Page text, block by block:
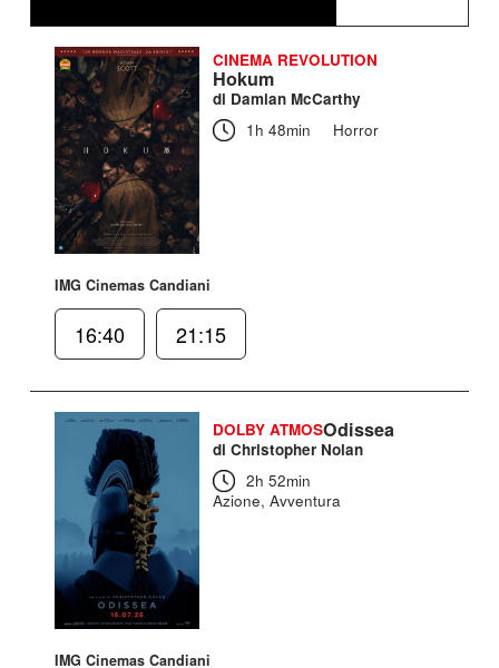
CINEMA REVOLUTION
Hokum
di Damian McCarthy
1h 48min
Horror
IMG Cinemas Candiani
16:40 21:15
DOLBY ATMOSOdissea
di Christopher Nolan
2h 52min
Azione, Avventura
IMG Cinemas Candiani